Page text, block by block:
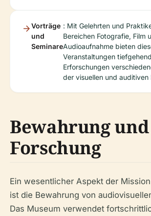
Vorträge
und
Seminare
: Mit Gelehrten und
Bereichen Fotografie, Film
Audioaufnahme bieten
Veranstaltungen
Erforschungen
der visuellen und auditiven
Bewahrung und
Forschung
Ein wesentlicher Aspekt der
ist die Bewahrung von
Das Museum verwendet